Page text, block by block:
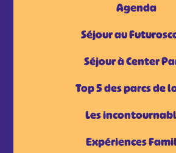
Agenda
Séjour au
Séjour à Center
Top 5 des parcs de
Les
Expériences